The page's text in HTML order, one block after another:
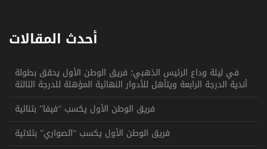
أحدث المقالات
في ليلة وداع الرئيس الذهبي؛ فريق الوطن الأول يحقق بطولة
أندية الدرجة الرابعة ويتأهل للأدوار النهائية المؤهلة للدرجة الثالثة
فريق الوطن الأول يكسب “فيفا” بثنائية
فريق الوطن الأول يكسب “الصواري” بثلاثية